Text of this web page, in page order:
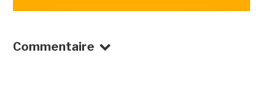
Commentaire